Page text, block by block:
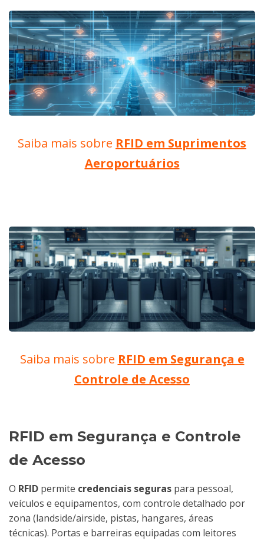
Saiba mais sobre RFID em Suprimentos
Aeroportuários
Saiba mais sobre RFID em Segurança e
Controle de Acesso
RFID em Segurança e Controle
de Acesso
O RFID permite credenciais seguras para pessoal,
veículos e equipamentos, com controle detalhado por
zona (landside/airside, pistas, hangares, áreas
técnicas). Portas e barreiras equipadas com leitores